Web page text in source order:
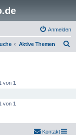
Anmelden
Aktive Themen
von 1
von 1
Kontakt